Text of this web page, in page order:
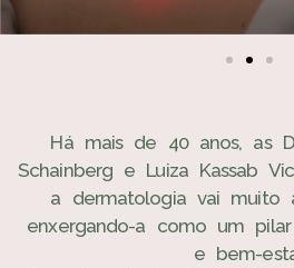
Há mais de 40 anos, as
Schainberg e Luiza Kassab
a dermatologia vai muito
enxergando-a como um
e bem-